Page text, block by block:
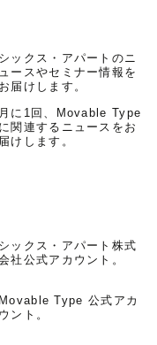
シックス・アパートのニ
ュースやセミナー情報を
お届けします。
月に1回、Movable Type
に関連するニュースをお
届けします。
シックス・アパート株式
社公式アカウント。
Movable Type 公式アカ
ウント。